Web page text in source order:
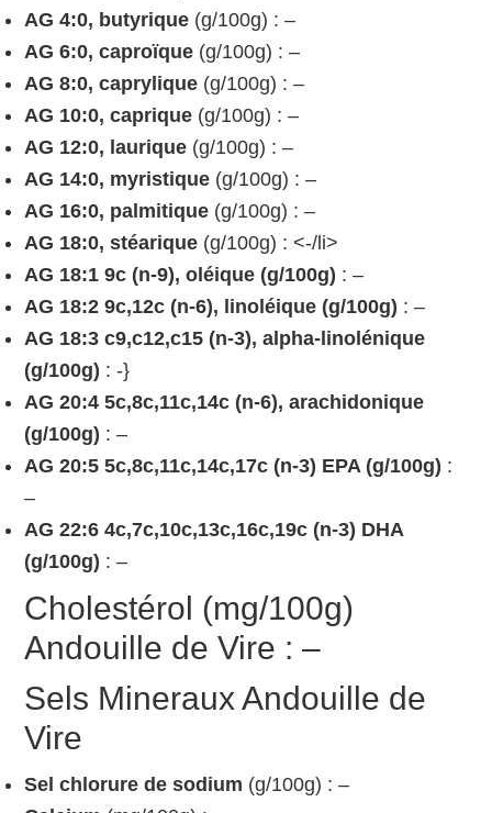
AG 4:0, butyrique (g/100g) : –
AG 6:0, caproïque (g/100g) : –
AG 8:0, caprylique (g/100g) : –
AG 10:0, caprique (g/100g) : –
AG 12:0, laurique (g/100g) : –
AG 14:0, myristique (g/100g) : –
AG 16:0, palmitique (g/100g) : –
AG 18:0, stéarique (g/100g) : <-/li>
AG 18:1 9c (n-9), oléique (g/100g) : –
AG 18:2 9c,12c (n-6), linoléique (g/100g) : –
AG 18:3 c9,c12,c15 (n-3), alpha-linolénique
(g/100g) : -}
AG 20:4 5c,8c,11c,14c (n-6), arachidonique
(g/100g) : –
AG 20:5 5c,8c,11c,14c,17c (n-3) EPA (g/100g) :
–
AG 22:6 4c,7c,10c,13c,16c,19c (n-3) DHA
(g/100g) : –
Cholestérol (mg/100g)
Andouille de Vire : –
Sels Mineraux Andouille de
Vire
Sel chlorure de sodium (g/100g) : –